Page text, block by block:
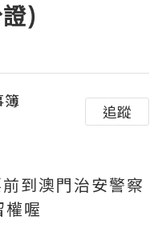
)
簿
追蹤
到澳門治安警察
喔